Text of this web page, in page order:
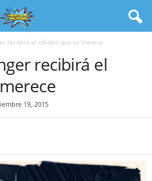
recibirá el crédito que se merece
recibirá el
19, 2015